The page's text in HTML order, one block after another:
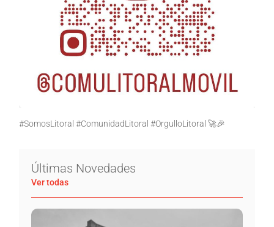
#SomosLitoral #ComunidadLitoral #OrgulloLitoral 🚀🎉
Últimas Novedades
Ver todas